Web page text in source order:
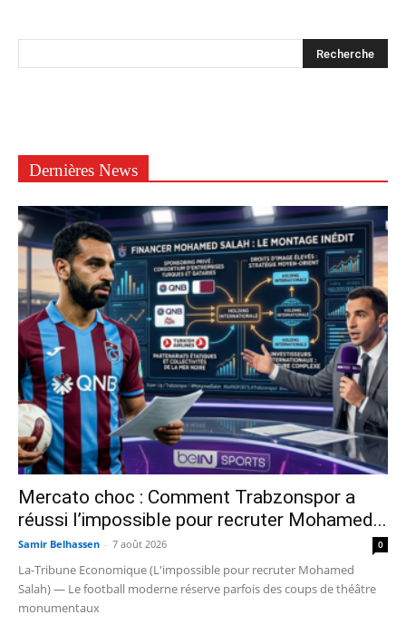
Dernières News
Mercato choc : Comment Trabzonspor a
réussi l’impossible pour recruter Mohamed...
Samir Belhassen - 7 août 2026 0
La-Tribune Economique (L'impossible pour recruter Mohamed
Salah) — Le football moderne réserve parfois des coups de théâtre
monumentaux